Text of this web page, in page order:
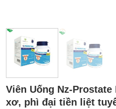
Viên Uống Nz-
xơ, phì đại tiền liệt